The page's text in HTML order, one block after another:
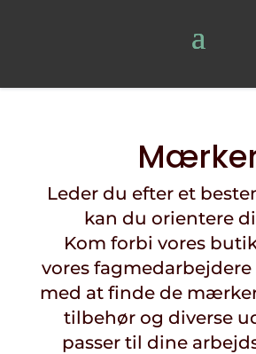
Leder du efter et
kan du orientere
Kom forbi vores
vores
med at finde de
tilbehør og diverse
passer til dine